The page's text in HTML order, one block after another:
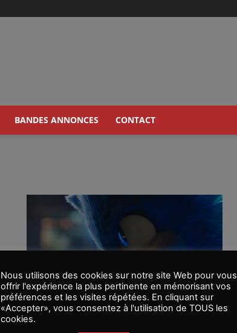
BANDES ANNONCES CONTACT
Paramount devrait prochainement
annoncer la suite de Sonic
Nous utilisons des cookies sur notre site Web pour vous
offrir l'expérience la plus pertinente en mémorisant vos
préférences et les visites répétées. En cliquant sur
«Accepter», vous consentez à l'utilisation de TOUS les
cookies.